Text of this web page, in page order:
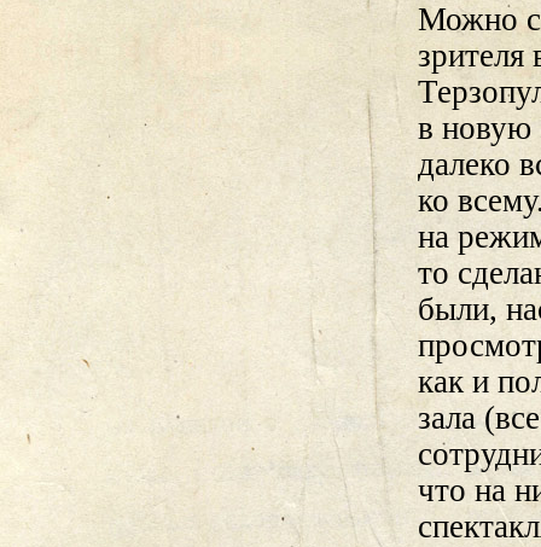
Можно
в новую
далеко
ко
на
то
были,
как и
зала
что на